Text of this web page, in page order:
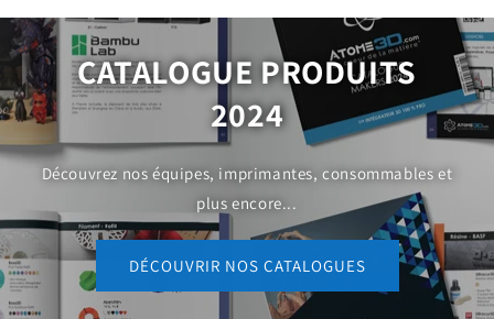
CATALOGUE PRODUITS
2024
Découvrez nos équipes, imprimantes, consommables et
plus encore...
DÉCOUVRIR NOS CATALOGUES